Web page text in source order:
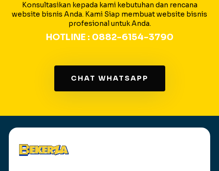
Konsultasikan kepada kami kebutuhan dan rencana
website bisnis Anda. Kami Siap membuat website bisnis
profesional untuk Anda.
HOTLINE : 0882-6154-3790
CHAT WHATSAPP